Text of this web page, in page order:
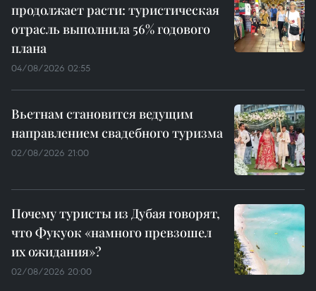
продолжает расти: туристическая
отрасль выполнила 56% годового
плана
04/08/2026 02:55
Вьетнам становится ведущим
направлением свадебного туризма
02/08/2026 21:00
Почему туристы из Дубая говорят,
что Фукуок «намного превзошел
их ожидания»?
02/08/2026 20:00